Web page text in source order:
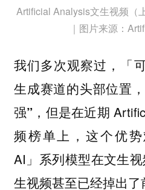
Artificial Analysis文生视频（
｜图片来源：
我们多次观察过，「
生成赛道的头部位置
强” ，但是在近期
频榜单上，这个优
AI」系列模型在文生
生视频甚至已经掉出了